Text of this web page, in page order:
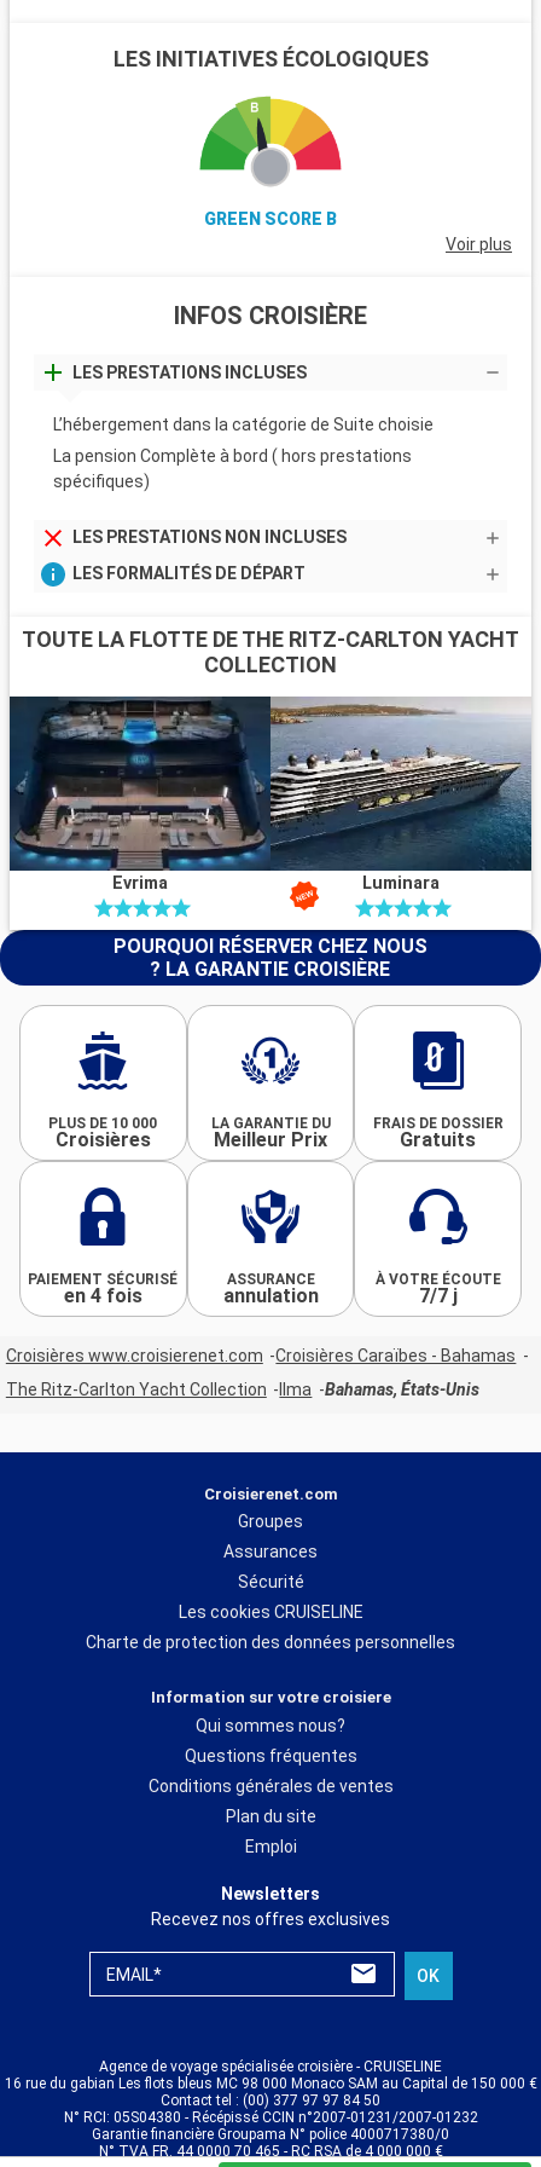
LES INITIATIVES ÉCOLOGIQUES
GREEN SCORE B
Voir plus
INFOS CROISIÈRE
LES PRESTATIONS INCLUSES
L’hébergement dans la catégorie de Suite choisie
La pension Complète à bord ( hors prestations
spécifiques)
LES PRESTATIONS NON INCLUSES
LES FORMALITÉS DE DÉPART
TOUTE LA FLOTTE DE THE RITZ-CARLTON YACHT
COLLECTION
Evrima Luminara
POURQUOI RÉSERVER CHEZ NOUS
? LA GARANTIE CROISIÈRE
PLUS DE 10 000
Croisières
LA GARANTIE DU
Meilleur Prix
FRAIS DE DOSSIER
Gratuits
PAIEMENT SÉCURISÉ
en 4 fois
ASSURANCE
annulation
À VOTRE ÉCOUTE
7/7 j
Croisières www.croisierenet.com
Croisières Caraïbes - Bahamas
The Ritz-Carlton Yacht Collection
Ilma Bahamas, États-Unis
Croisierenet.com
Groupes
Assurances
Sécurité
Les cookies CRUISELINE
Charte de protection des données personnelles
Information sur votre croisiere
Qui sommes nous?
Questions fréquentes
Conditions générales de ventes
Plan du site
Emploi
Newsletters
Recevez nos offres exclusives
EMAIL* OK
Agence de voyage spécialisée croisière - CRUISELINE
16 rue du gabian Les flots bleus MC 98 000 Monaco SAM au Capital de 150 000 €
Contact tel : (00) 377 97 97 84 50
N° RCI: 05S04380 - Récépissé CCIN n°2007-01231/2007-01232
Garantie financière Groupama N° police 4000717380/0
N° TVA FR. 44 0000 70 465 - RC RSA de 4 000 000 €